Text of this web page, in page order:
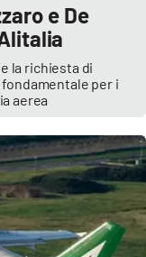
e De
la richiesta di
per i
aerea